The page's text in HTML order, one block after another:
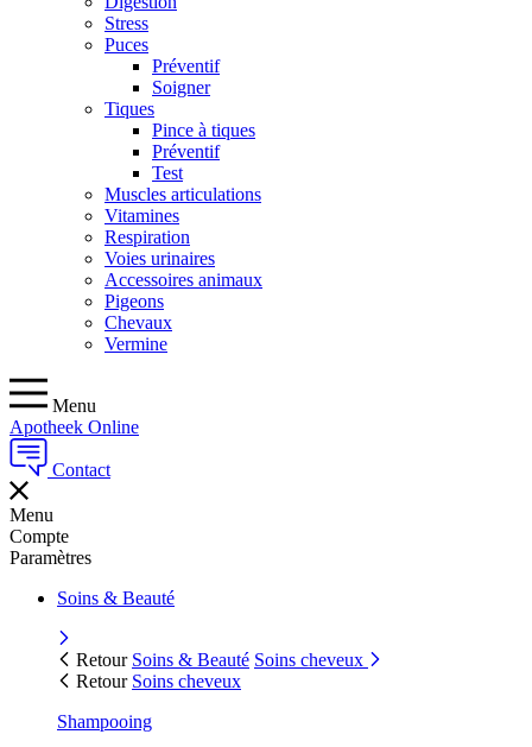
Stress
Puces
Préventif
Soigner
Tiques
Pince à tiques
Préventif
Test
Muscles articulations
Vitamines
Respiration
Voies urinaires
Accessoires animaux
Pigeons
Chevaux
Vermine
Menu
Apotheek Online
Contact
Menu
Compte
Paramètres
Soins & Beauté
Retour Soins & Beauté Soins cheveux
Retour Soins cheveux
Shampooing